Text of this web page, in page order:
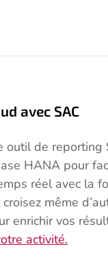
avec SAC
outil de reporting
HANA pour
réel avec la
même
enrichir vos
activité.